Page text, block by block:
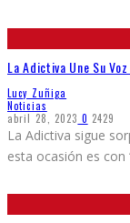
La Adictiva Une Su
Lucy Zuñiga
Noticias
abril 28, 2023 0 2429
La Adictiva sigue
esta ocasión es con